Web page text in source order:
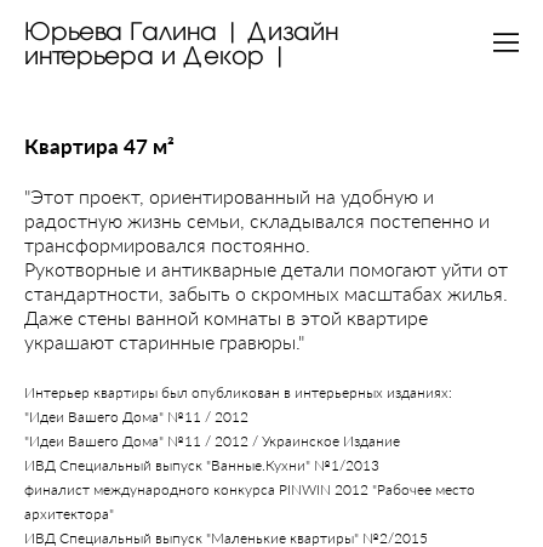
Юрьева Галина | Дизайн
интерьера и Декор |
Квартира 47 м²
"Этот проект, ориентированный на удобную и
радостную жизнь семьи, складывался постепенно и
трансформировался постоянно.
Рукотворные и антикварные детали помогают уйти от
стандартности, забыть о скромных масштабах жилья.
Даже стены ванной комнаты в этой квартире
украшают старинные гравюры."
Интерьер квартиры был опубликован в интерьерных изданиях:
"Идеи Вашего Дома" №11 / 2012
"Идеи Вашего Дома" №11 / 2012 / Украинское Издание
ИВД Специальный выпуск "Ванные.Кухни" №1/2013
финалист международного конкурса PINWIN 2012 "Рабочее место
архитектора"
ИВД Специальный выпуск "Маленькие квартиры" №2/2015